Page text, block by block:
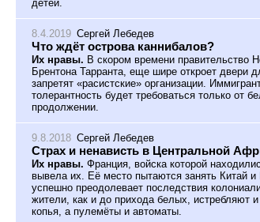
детей.
8.4.2019 Сергей Лебедев
Что ждёт острова каннибалов?
Их нравы. В скором времени правительство
Брентона Тарранта, еще шире откроет двери
запретят «расистские» организации.
толерантность будет требоваться только от
продолжении.
9.8.2018 Сергей Лебедев
Страх и ненависть в Центральной
Их нравы. Франция, войска которой
вывела их. Её место пытаются занять Китай
успешно преодолевает последствия
жители, как и до прихода белых, истребляют
копья, а пулемёты и автоматы.